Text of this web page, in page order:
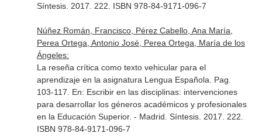
Síntesis. 2017. 222. ISBN 978-84-9171-096-7
Núñez Román, Francisco, Pérez Cabello, Ana María,
Perea Ortega, Antonio José, Perea Ortega, María de los
Ángeles:
La reseña crítica como texto vehicular para el
aprendizaje en la asignatura Lengua Española. Pag.
103-117. En: Escribir en las disciplinas: intervenciones
para desarrollar los géneros académicos y profesionales
en la Educación Superior. - Madrid. Síntesis. 2017. 222.
ISBN 978-84-9171-096-7